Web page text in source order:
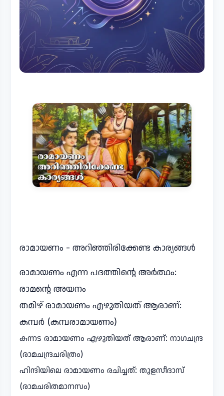
രാമായണം - അറിഞ്ഞിരിക്കേണ്ട കാര്യങ്ങൾ
രാമായണം എന്ന പദത്തിന്റെ അർത്ഥം:
രാമന്റെ അയനം
തമിഴ് രാമായണം എഴുതിയത് ആരാണ്:
കമ്പർ (കമ്പരാമായണം)
കന്നട രാമായണം എഴുതിയത് ആരാണ്: നാഗചന്ദ്ര
(രാമചന്ദ്രചരിത്രം)
ഹിന്ദിയിലെ രാമായണം രചിച്ചത്: തുളസീദാസ്
(രാമചരിതമാനസം)